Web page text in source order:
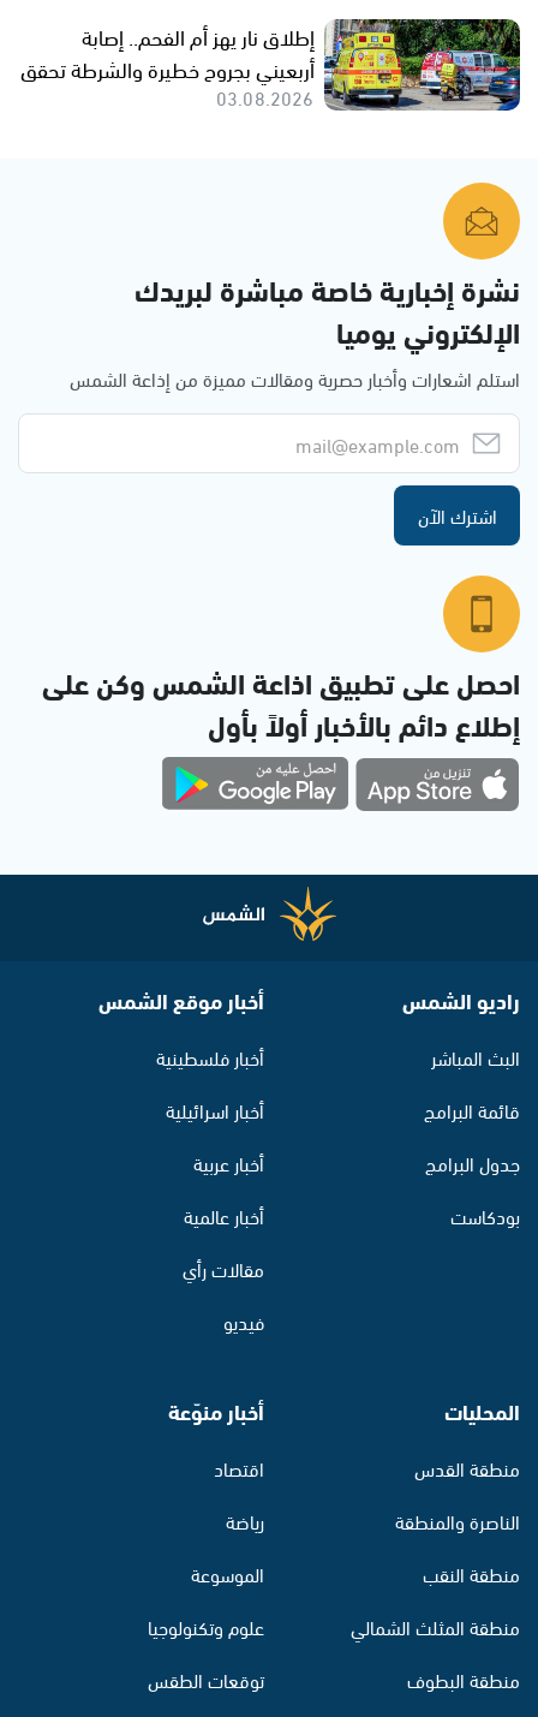
إطلاق نار يهز أم الفحم.. إصابة
أربعيني بجروح خطيرة والشرطة تحقق
03.08.2026
نشرة إخبارية خاصة مباشرة لبريدك
الإلكتروني يوميا
استلم اشعارات وأخبار حصرية ومقالات مميزة من إذاعة الشمس
اشترك الآن
احصل على تطبيق اذاعة الشمس وكن على
إطلاع دائم بالأخبار أولاً بأول
راديو الشمس
البث المباشر
قائمة البرامج
جدول البرامج
بودكاست
أخبار موقع الشمس
أخبار فلسطينية
أخبار اسرائيلية
أخبار عربية
أخبار عالمية
مقالات رأي
فيديو
المحليات
منطقة القدس
الناصرة والمنطقة
منطقة النقب
منطقة المثلث الشمالي
منطقة البطوف
أخبار منوّعة
اقتصاد
رياضة
الموسوعة
علوم وتكنولوجيا
توقعات الطقس